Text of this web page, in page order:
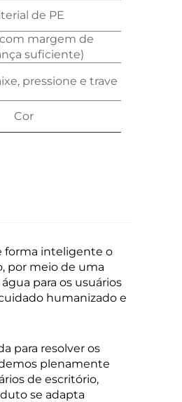
de PE
margem de
suficiente)
pressione e trave
Cor
forma inteligente o
por meio de uma
para os usuários
humanizado e
para resolver os
plenamente
de escritório,
se adapta